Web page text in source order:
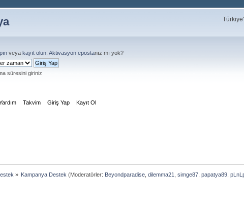
veya kayıt olun Aktivasyon epostanız mı yok?
süresini giriniz
Takvim Giriş Yap Kayıt Ol
» Kampanya Destek (Moderatörler: Beyondparadise, dilemma21 simge87, papatya89,